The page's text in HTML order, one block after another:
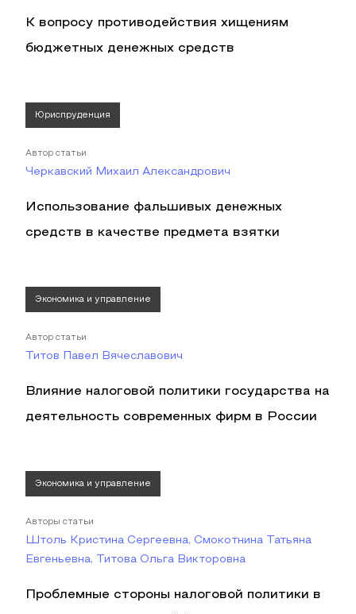
К вопросу противодействия хищениям
бюджетных денежных средств
Юриспруденция
Автор статьи
Черкавский Михаил Александрович
Использование фальшивых денежных
средств в качестве предмета взятки
Экономика и управление
Автор статьи
Титов Павел Вячеславович
Влияние налоговой политики государства на
деятельность современных фирм в России
Экономика и управление
Авторы статьи
Штоль Кристина Сергеевна, Смокотнина Татьяна
Евгеньевна, Титова Ольга Викторовна
Проблемные стороны налоговой политики в